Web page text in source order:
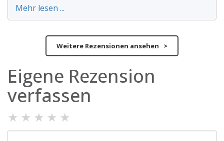
Mehr lesen ...
Weitere Rezensionen ansehen >
Eigene Rezension
verfassen
★ ★ ★ ★ ★